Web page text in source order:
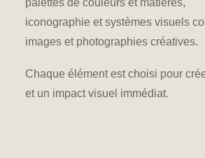
palettes de couleurs et matières,
iconographie et systèmes visuels
images et photographies créatives.
Chaque élément est choisi pour
et un impact visuel immédiat.